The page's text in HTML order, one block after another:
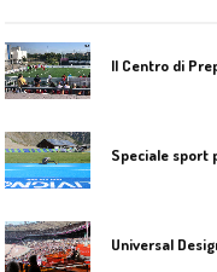
Il Centro di
Speciale sport
Universal